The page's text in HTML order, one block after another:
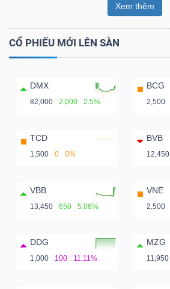
Xem thêm
CỔ PHIẾU MỚI LÊN SÀN
DMX
82,000 2,000 2.5%
BCG
2,500
TCD
1,500 0 0%
BVB
12,450
VBB
13,450 650 5.08%
VNE
2,500
DDG
1,000 100 11.11%
MZG
11,950